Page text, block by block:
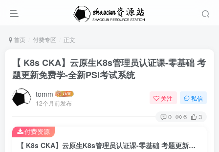
首页 付费专区 正文
【 K8s CKA】云原生K8s管理员认证课-零基础 考
题更新免费学-全新PSI考试系统
tomm
12个月前发布
关注 私信
0 6 3
【 K8s CKA】云原生K8s管理员认证课-零基础 考题更新免费学-全新PSI考试系统
付费资源